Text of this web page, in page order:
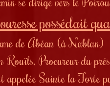
possédait
de Abéan (à Nablan)
Rouïls, Procureur du
appelée Sainte la Forte